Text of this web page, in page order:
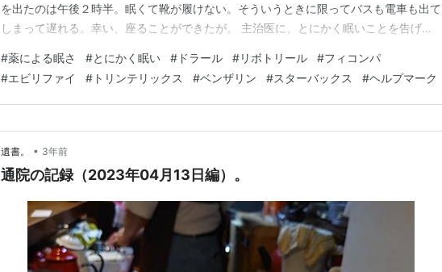
を出たのは午後２時半。眠くて靴が履けない。そういうときに限ってバスも電車も出て
しまって遅れる。幸い、座ることができたが。 主治医に、とにかく眠いことを告げ
がすることを告げる。そうしたら、フィコンパが強いのかもしれないなと言ってフィコ
ンパが半減になった。 今回の処方は、下記の通り。 エビリ…
#薬による眠さ #とにかく眠い # ドラール #リボトリール #フィコンパ
#エビリファイ # トリンテリックス #ベンザリン #スターバックス #ヘルプマーク
遺書。 • 3年前
通院の記録（2023年04月13日編）。